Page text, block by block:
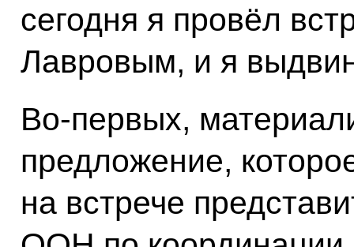
сегодня я провёл
Лавровым, и я
Во-первых,
предложение,
на встрече